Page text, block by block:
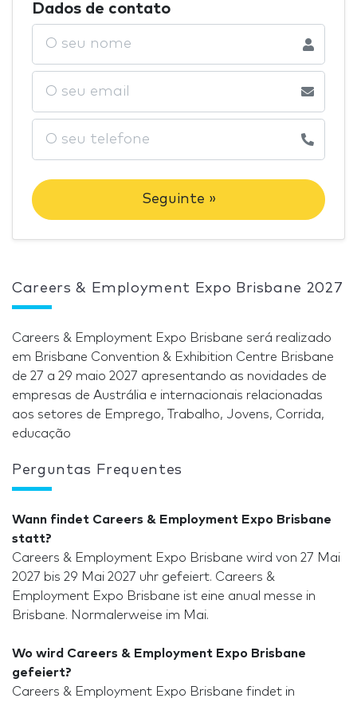
Dados de contato
Seguinte »
Careers & Employment Expo Brisbane 2027
Careers & Employment Expo Brisbane será realizado
em Brisbane Convention & Exhibition Centre Brisbane
de 27 a 29 maio 2027 apresentando as novidades de
empresas de Austrália e internacionais relacionadas
aos setores de Emprego, Trabalho, Jovens, Corrida,
educação
Perguntas Frequentes
Wann findet Careers & Employment Expo Brisbane
statt?
Careers & Employment Expo Brisbane wird von 27 Mai
2027 bis 29 Mai 2027 uhr gefeiert. Careers &
Employment Expo Brisbane ist eine anual messe in
Brisbane. Normalerweise im Mai.
Wo wird Careers & Employment Expo Brisbane
gefeiert?
Careers & Employment Expo Brisbane findet in